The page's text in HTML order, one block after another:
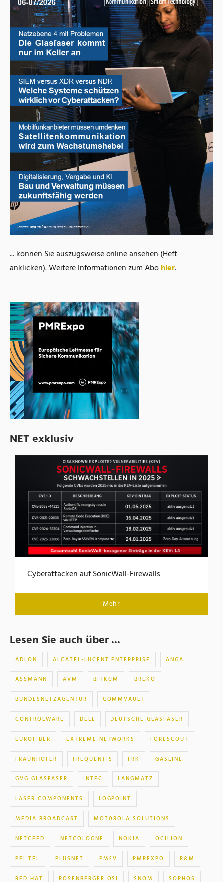
... können Sie auszugsweise online ansehen (Heft
anklicken). Weitere Informationen zum Abohier.
NET exklusiv
Cyberattacken auf SonicWall-Firewalls
Mehr
Lesen Sie auch über ...
ADLON ALCATEL-LUCENT ENTERPRISE ANGA.
ASSMANN AVM BITKOM BREKO
BUNDESNETZAGENTUR COMMVAULT
CONTROLWARE DELL DEUTSCHE GLASFASER
EUROFIBER EXTREME NETWORKS FORESCOUT
FRAUNHOFER FREQUENTIS FRK GASLINE
GVG GLASFASER INTEC LANGMATZ
LASER COMPONENTS LOGPOINT
MEDIA BROADCAST MOTOROLA SOLUTIONS
NETCEED NETCOLOGNE NOKIA OCILION
PEI TEL PLUSNET PMEV PMREXPO R&M
RED HAT ROSENBERGER OSI SNOM SOPHOS